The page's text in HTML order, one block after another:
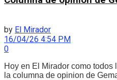
by El Mirador
16/04/26 4:54 PM
0
Hoy en El Mirador como
la columna de opinion de